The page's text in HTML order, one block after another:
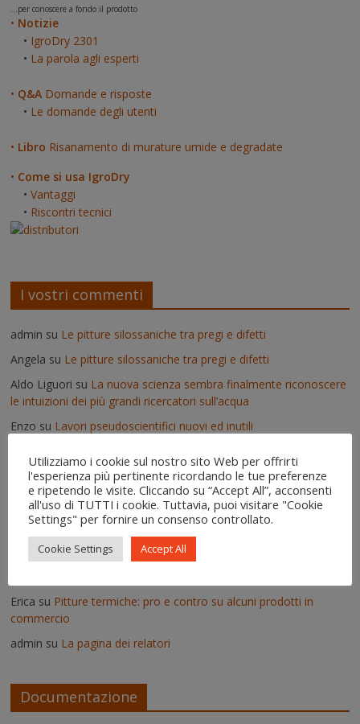
...per conoscere a fondo il prodotto
• Notizie
• IgroDry 2301
• La parola agli esperti
• Q&A Domande e risposte
• Le domande degli utenti
• Libro Risanamento di murature umide e degradate
• Come si usa IgroDry
•Vantaggi
• Riscontri tecnici
I vostri commenti
admin su Le pitture silossaniche tra pregi e difetti
Angela su Le pitture silossaniche tra pregi e difetti
Aldo Liguori su La nuova scienza sembra finalmente riconoscere
le intuizioni dei più grandi ricercatori sull’acqua
Enzo su Lavori pseudoscientifici nuovi ed inutili
VittoriosuDeumidificatori: perché non vanno usati nei muri
umidi
Il risanamento delle murature dopo un'alluvione - IgroDry
Come si usa IgroDry
adminsuPitture termiche: pro e contro su alcuni prodotti in
Erica su Pitture termiche: pro e contro su alcuni prodotti in
commercio
admin su La pagina dei relatori
Documentazione
Utilizziamo i cookie sul nostro sito Web per offrirti
l'esperienza più pertinente ricordando le tue preferenze
e ripetendo le visite. Cliccando su “Accept All”, acconsenti
all'uso di TUTTI i cookie. Tuttavia, puoi visitare "Cookie
Settings" per fornire un consenso controllato.
Cookie Settings Accept All